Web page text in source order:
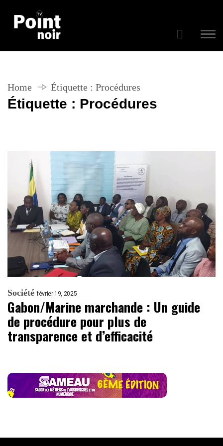
Home Étiquette : Procédures
Étiquette : Procédures
Société février 19, 2025
Gabon/Marine marchande : Un guide
de procédure pour plus de
transparence et d’efficacité